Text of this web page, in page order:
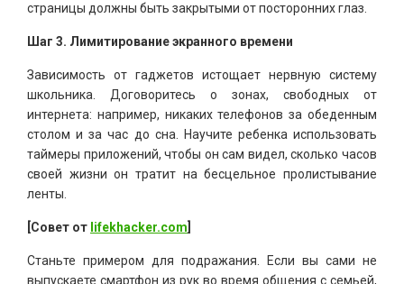
страницы должны быть закрытыми от посторонних глаз.
Шаг 3. Лимитирование экранного времени
Зависимость от гаджетов истощает нервную систему
школьника. Договоритесь о зонах, свободных от
интернета: например, никаких телефонов за обеденным
столом и за час до сна. Научите ребенка использовать
таймеры приложений, чтобы он сам видел, сколько часов
своей жизни он тратит на бесцельное пролистывание
ленты.
[Совет от lifekhacker.com
Станьте примером для подражания. Если вы сами не
выпускаете смартфон из рук во время общения с семьей,